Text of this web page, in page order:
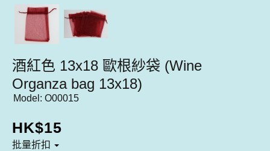
酒紅色 13x18 歐根紗袋 (Wine
Organza bag 13x18)
Model: O00015
HK$15
批量折扣